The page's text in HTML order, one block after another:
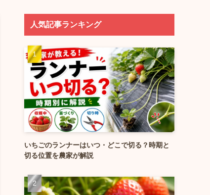
人気記事ランキング
いちごのランナーはいつ・どこで切る？時期と
切る位置を農家が解説